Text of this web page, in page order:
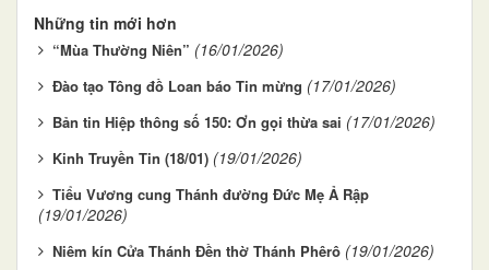
Những tin mới hơn
“Mùa Thường Niên” (16/01/2026)
Đào tạo Tông đồ Loan báo Tin mừng (17/01/2026)
Bản tin Hiệp thông số 150: Ơn gọi thừa sai (17/01/2026)
Kinh Truyền Tin (18/01) (19/01/2026)
Tiểu Vương cung Thánh đường Đức Mẹ Ả Rập
(19/01/2026)
Niêm kín Cửa Thánh Đền thờ Thánh Phêrô (19/01/2026)